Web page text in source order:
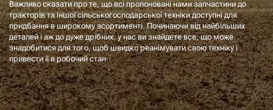
Важливо сказати про те, що всі пропоновані нами запчастини до
тракторів та іншої сільськогосподарської техніки доступні для
придбання в широкому асортименті. Починаючи від найбільших
деталей і аж до дуже дрібних, у нас ви знайдете все, що може
знадобитися для того, щоб швидко реанімувати свою техніку і
привести її в робочий стан.